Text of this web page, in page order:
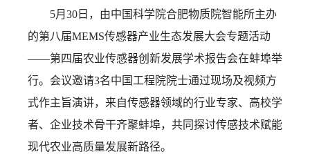
5月30日，由中国科学院合肥物质院智能所主办
的第八届MEMS传感器产业生态发展大会专题活动
——第四届农业传感器创新发展学术报告会在蚌埠举
行。会议邀请3名中国工程院院士通过现场及视频方
式作主旨演讲，来自传感器领域的行业专家、高校学
者、企业技术骨干齐聚蚌埠，共同探讨传感技术赋能
现代农业高质量发展新路径。